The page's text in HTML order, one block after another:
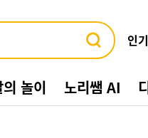
인
놀이 노리쌤 AI